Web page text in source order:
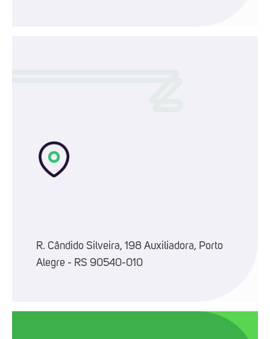
R. Cândido Silveira, 198 Auxiliadora, Porto
Alegre - RS 90540-010